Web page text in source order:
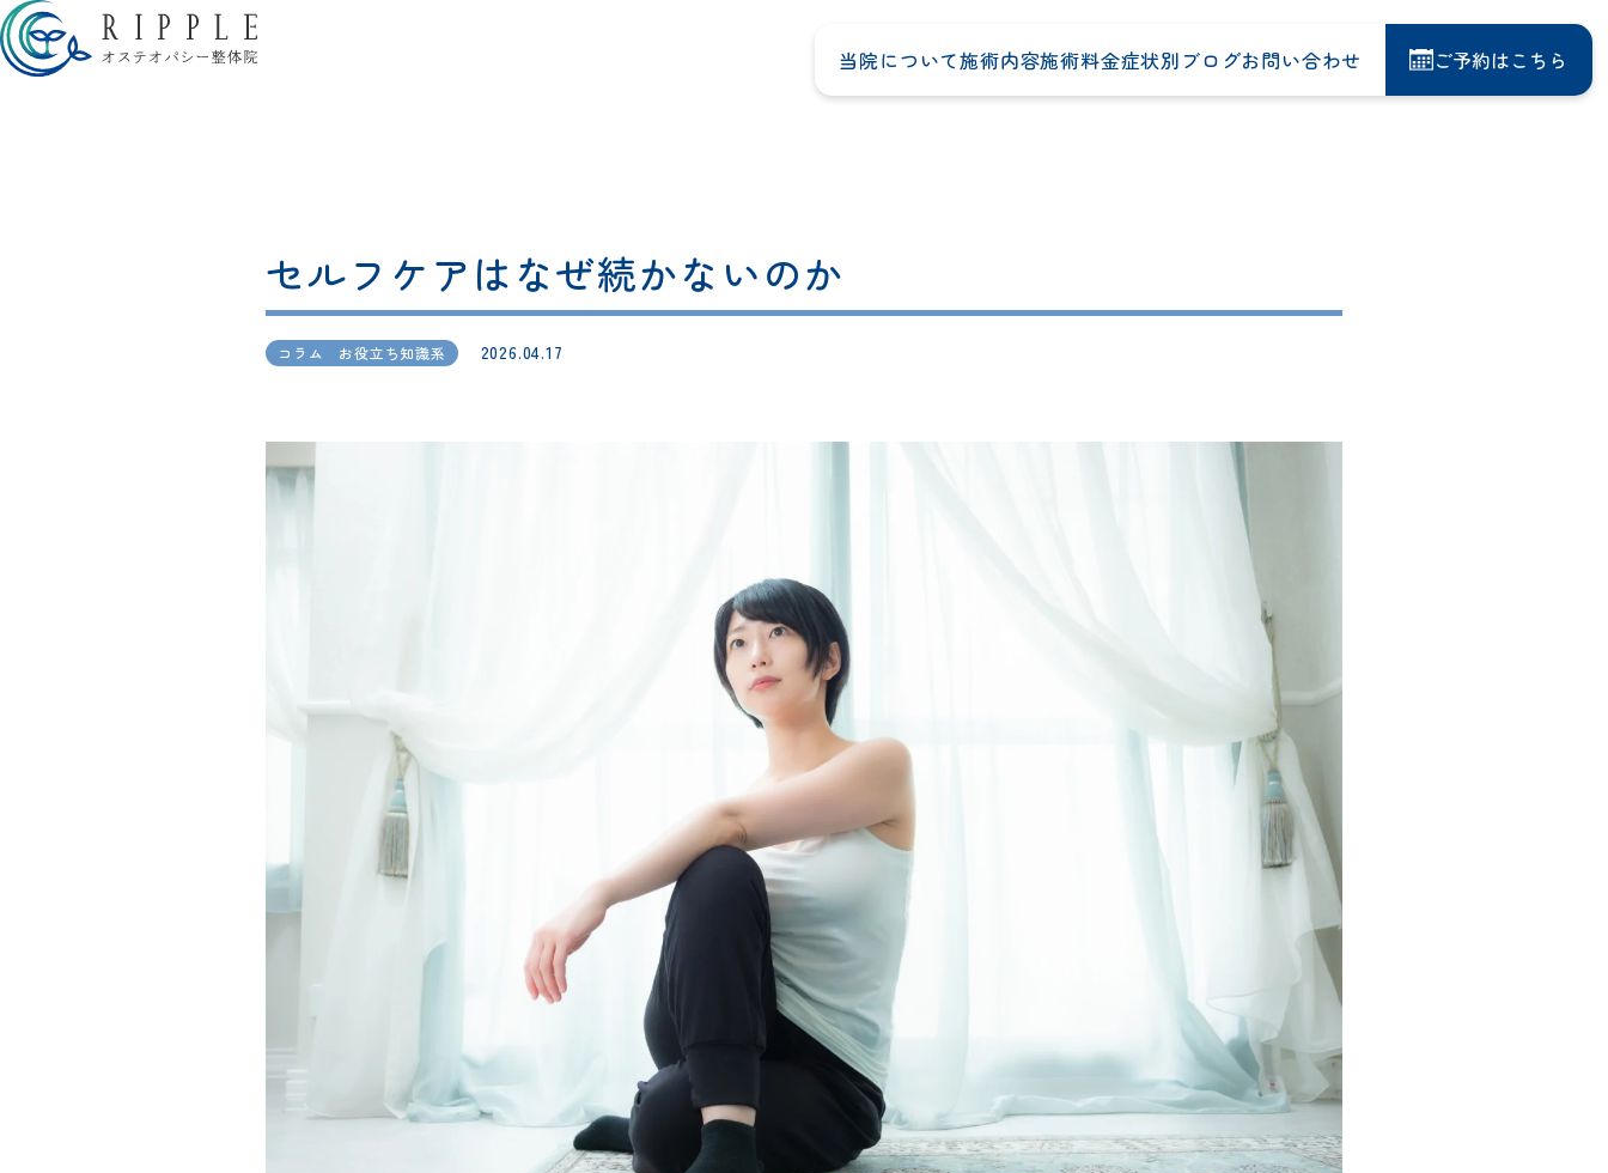
当院について施術内容施術料金症状別 ブログお問い合わせ ご予約はこちら
セルフケアはなぜ続かないのか
コラム お役立ち知識系 2026.04.17